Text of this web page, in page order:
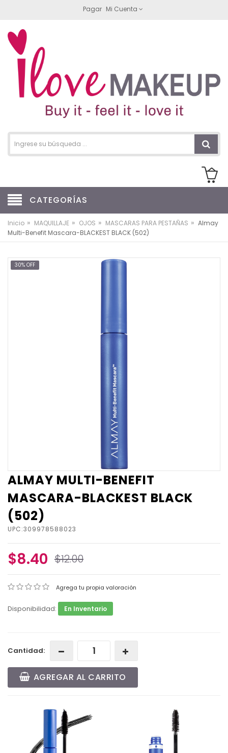
Pagar Mi Cuenta
CATEGORÍAS
Inicio » MAQUILLAJE » OJOS » MASCARAS PARA PESTAÑAS » Almay
Multi-Benefit Mascara-BLACKEST BLACK (502)
30% OFF
ALMAY MULTI-BENEFIT
MASCARA-BLACKEST BLACK
(502)
UPC:309978588023
$8.40 $12.00
Agrega tu propia valoración
Disponibilidad: En Inventario
Cantidad:
AGREGAR AL CARRITO